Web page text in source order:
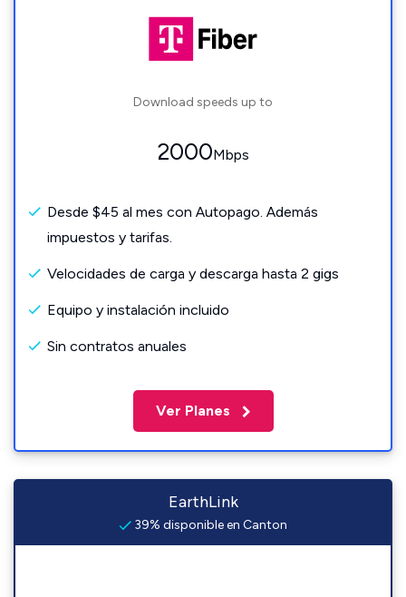
Download speeds up to
2000Mbps
Desde $45 al mes con Autopago. Además
impuestos y tarifas.
Velocidades de carga y descarga hasta 2 gigs
Equipo y instalación incluido
Sin contratos anuales
Ver Planes
EarthLink
39% disponible en Canton